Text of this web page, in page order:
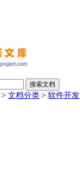
搜索文档
> 文档分类 > 软件开发